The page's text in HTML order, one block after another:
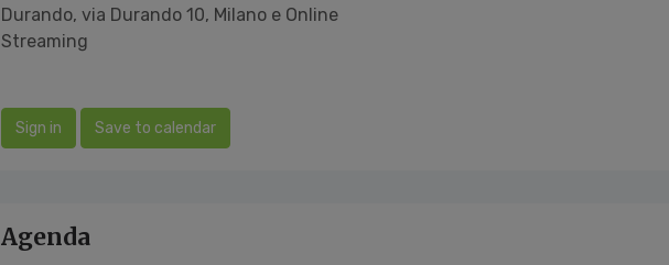
Durando, via Durando 10, Milano e Online
Streaming
Sign in Save to calendar
Agenda